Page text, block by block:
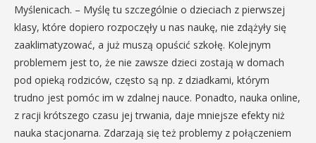
Myślenicach. – Myślę tu szczególnie o dzieciach z pierwszej
klasy, które dopiero rozpoczęły u nas naukę, nie zdążyły się
zaaklimatyzować, a już muszą opuścić szkołę. Kolejnym
problemem jest to, że nie zawsze dzieci zostają w domach
pod opieką rodziców, często są np. z dziadkami, którym
trudno jest pomóc im w zdalnej nauce. Ponadto, nauka online,
z racji krótszego czasu jej trwania, daje mniejsze efekty niż
nauka stacjonarna. Zdarzają się też problemy z połączeniem